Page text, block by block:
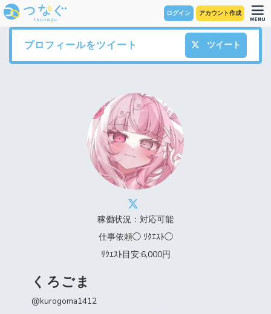
ログイン アカウント作成
プロフィールをツイート ツイート
稼働状況：対応可能
仕事依頼◯ ﾘｸｴｽﾄ◯
ﾘｸｴｽﾄ目安:6,000円
くろごま
@kurogoma1412